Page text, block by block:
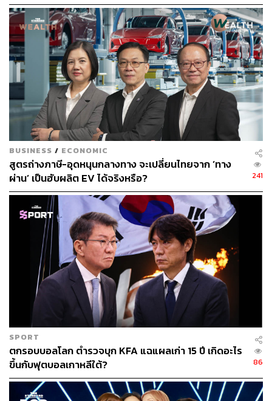
•ความหวังในการเป็น ‘คนกลาง’ ไกล่เกลี่ยความขัด
แย้ง
เกาหลีใต้มีความหวังว่า สีจิ้นผิงจะรับบทบาทเป็น ‘คนกลาง’
เพื่อ โน้มน้าวให้เกาหลีเหนือกลับมาสู่โต๊ะเจรจากับทั้ง
เกาหลีใต้และสหรัฐอเมริกา รวมถึงอาจมีการหยิบยกประเด็น
โครงการนิวเคลียร์มาหารือ อย่างไรก็ตาม ทั่วโลกและนัก
วิเคราะห์กำลังจับตาดูว่า จีนจะแสดงท่าทีอย่างไรเกี่ยวกับการ
เรียกร้องให้เกาหลีเหนือปลดอาวุธนิวเคลียร์ เนื่องจากจุดยืน
ของจีนในเรื่องนี้อ่อนลงอย่างมากในช่วงไม่กี่ปีที่ผ่านมา
•การเสริมสร้างภาพลักษณ์และอำนาจต่อ
รองให้คิมจองอึน
สำหรับเกาหลีเหนือ การต้อนรับผู้นำจีนมีคุณค่ามหาศาลใน
แง่ของการโฆษณาชวนเชื่อ คิมจองอึน ต้องการแสดงให้โลก
เห็นถึงความสำเร็จในการพัฒนาประเทศและอาวุธนิวเคลียร์
โดยไม่ต้องยอมก้มหัวให้สหรัฐฯ
ผู้เชี่ยวชาญมองว่า คิมต้องการได้รับการยอมรับจาก
นานาชาติในฐานะ ‘รัฐนิวเคลียร์ ’อย่างเป็นทางการก่อนการ
เยือนของสีจิ้นผิง เพื่อใช้เป็นข้อต่อรองเรียกร้องให้สหรัฐฯ
ยกเลิกมาตรการคว่ำบาตร และกดดันให้สหรัฐฯ เลิกตั้ง
เงื่อนไขให้เกาหลีเหนือต้องปลดอาวุธนิวเคลียร์ก่อนเริ่มการ
BUSINESS / ECONOMIC
สูตรถ่างภาษี-อุดหนุนกลางทาง จะเปลี่ยนไทยจาก ‘ทาง
ผ่าน’ เป็นฮับผลิต EV ได้จริงหรือ?
241
SPORT
ตกรอบบอลโลก ตำรวจบุก KFA แฉแผลเก่า 15 ปี เกิดอะไร
ขึ้นกับฟุตบอลเกาหลีใต้?
86